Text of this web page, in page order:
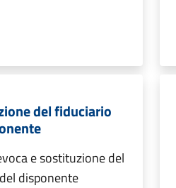
del fiduciario
e sostituzione del
disponente